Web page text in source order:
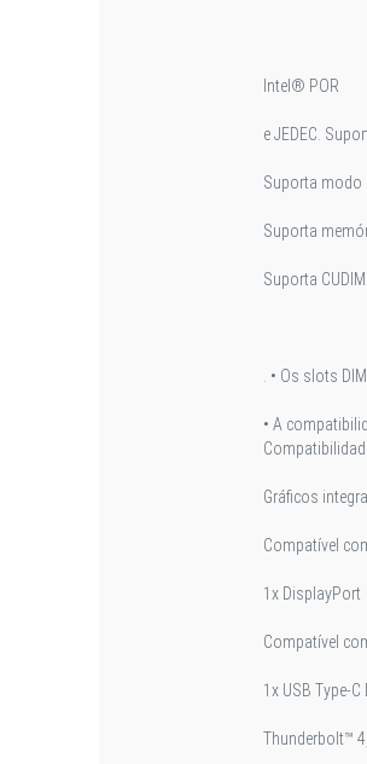
Intel® POR
e JEDEC.
Suporta modo
Suporta
Suporta
. • Os slots
• A
Gráficos
Compatível
1x DisplayPort
Compatível
1x USB Type-
Thunderbolt™